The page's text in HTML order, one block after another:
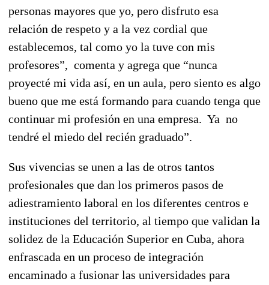
personas mayores que yo, pero disfruto esa
relación de respeto y a la vez cordial que
establecemos, tal como yo la tuve con mis
profesores”, comenta y agrega que “nunca
proyecté mi vida así, en un aula, pero siento es algo
bueno que me está formando para cuando tenga que
continuar mi profesión en una empresa. Ya no
tendré el miedo del recién graduado”.
Sus vivencias se unen a las de otros tantos
profesionales que dan los primeros pasos de
adiestramiento laboral en los diferentes centros e
instituciones del territorio, al tiempo que validan la
solidez de la Educación Superior en Cuba, ahora
enfrascada en un proceso de integración
encaminado a fusionar las universidades para